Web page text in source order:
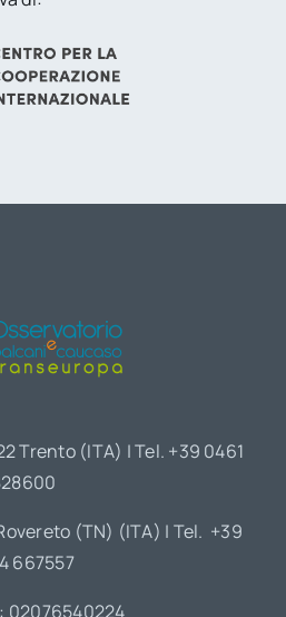
Trento (ITA) | Tel. +39 0461
(TN) (ITA) | Tel. +39
667557
02076540224